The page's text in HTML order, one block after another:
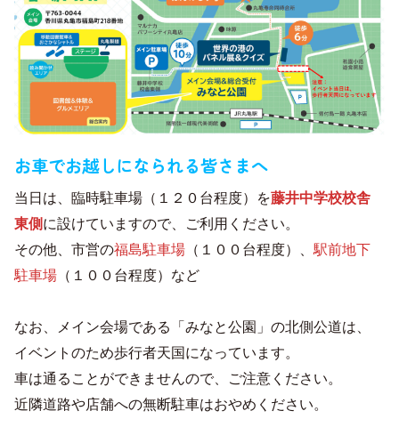
お車でお越しになられる皆さまへ
当日は、臨時駐車場（１２０台程度）を藤井中学校校舎
東側 に設けていますので、ご利用ください。
その他、市営の福島駐車場 （１００台程度）、駅前地下
駐車場 （１００台程度）など
なお、メイン会場である「みなと公園」の北側公道は、
イベントのため歩行者天国になっています。
車は通ることができませんので、ご注意ください。
近隣道路や店舗への無断駐車はおやめください。